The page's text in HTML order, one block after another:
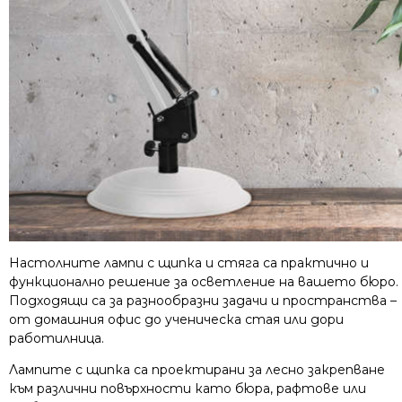
Настолните лампи с щипка и стяга са практично и
функционално решение за осветление на вашето бюро.
Подходящи са за разнообразни задачи и пространства –
от домашния офис до ученическа стая или дори
работилница.
Лампите с щипка са проектирани за лесно закрепване
към различни повърхности като бюра, рафтове или